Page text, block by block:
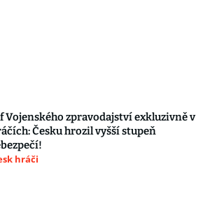
Vojenského zpravodajství exkluzivně v
Česku hrozil vyšší stupeň
hráči